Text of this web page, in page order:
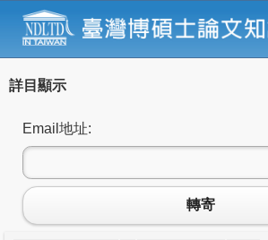
詳目顯示
Email地址:
轉寄